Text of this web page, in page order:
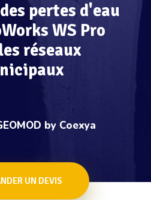
pertes d'eau
WS Pro
réseaux
by Coexya
UN DEVIS